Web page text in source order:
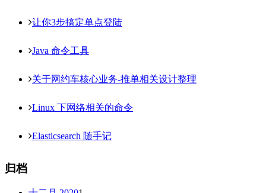
让你3步搞定单点登陆
Java 命令工具
关于网约车核心业务-推单相关设计整理
Linux 下网络相关的命令
Elasticsearch 随手记
归档